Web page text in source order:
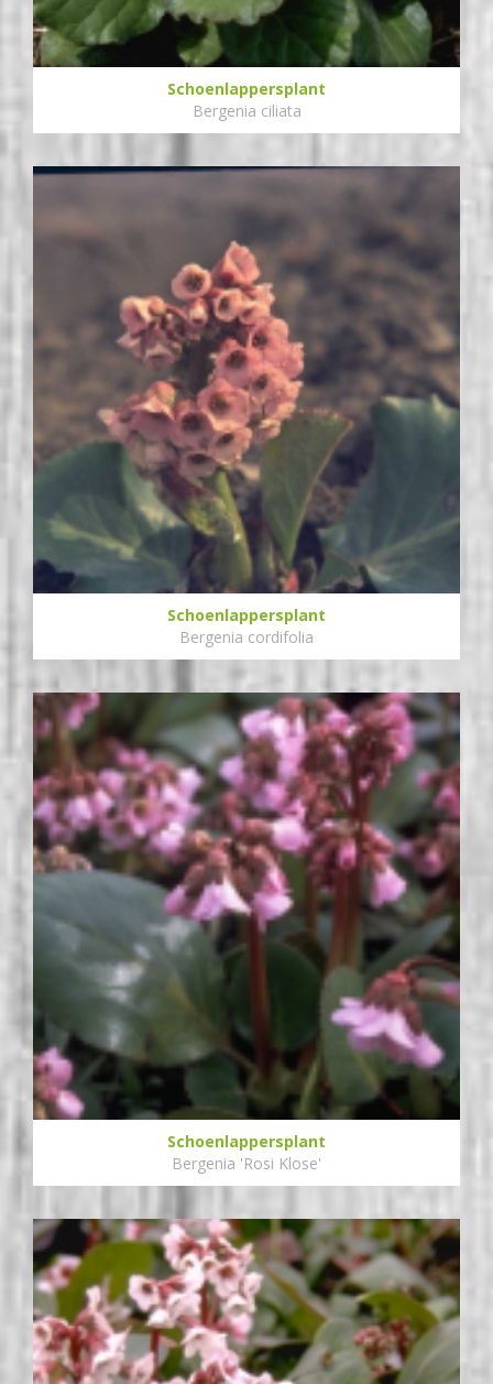
Schoenlappersplant
Bergenia ciliata
Schoenlappersplant
Bergenia cordifolia
Schoenlappersplant
Bergenia 'Rosi Klose'